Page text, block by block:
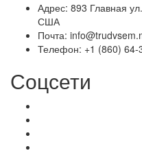
Адрес: 893 Главная
США
Почта:
Телефон: +1 (860) 64-
Соцсети